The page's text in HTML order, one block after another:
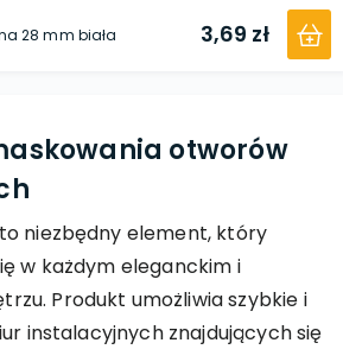
28 mm biała 3,69 zł
otworów
niezbędny element, który
w każdym eleganckim i
Produkt umożliwia szybkie i
instalacyjnych znajdujących się